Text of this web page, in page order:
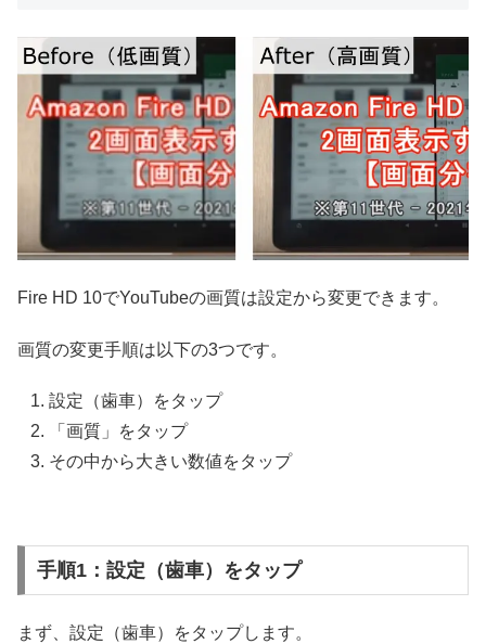
Fire HD 10でYouTubeの画質は設定から変更できます。
画質の変更手順は以下の3つです。
設定（歯車）をタップ
「画質」をタップ
その中から大きい数値をタップ
手順1：設定（歯車）をタップ
まず、設定（歯車）をタップします。